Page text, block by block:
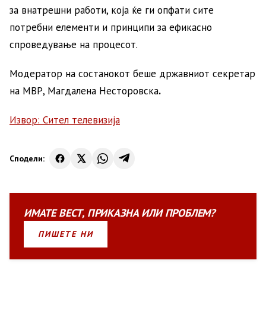
за внатрешни работи, која ќе ги опфати сите
потребни елементи и принципи за ефикасно
спроведување на процесот.
Модератор на состанокот беше државниот секретар
на МВР, Магдалена Несторовска.
Извор: Сител телевизија
Сподели:
ИМАТЕВЕСТ, ПРИКАЗНАИЛИПРОБЛЕМ?
ПИШЕТЕ НИ